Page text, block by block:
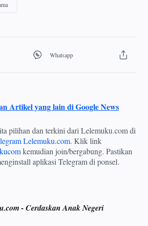
Artikel yang lain di Google News
pilihan dan terkini dari Lelemuku.com di
Lelemuku.com. Klik link
kemudian join/bergabung. Pastikan
aplikasi Telegram di ponsel.
- Cerdaskan Anak Negeri